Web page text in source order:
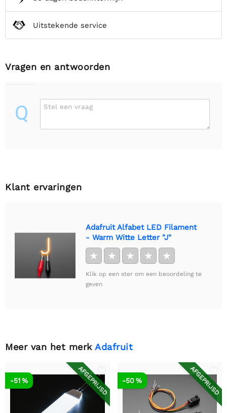
Uitstekende service
Vragen en antwoorden
Q Stel een vraag
Klant ervaringen
Adafruit Alfabet LED Filament
- Warm Witte Letter "J"
★ ★ ★ ★ ★
Klik op een ster om een beoordeling te
geven
Meer van het merk Adafruit
AFGEPRIJSD
-51 % AFGEPRIJSD
-50 %